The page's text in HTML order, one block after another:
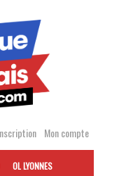
Mon compte
OL LYONNES